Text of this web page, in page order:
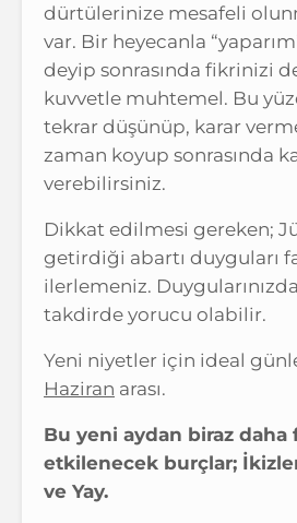
dürtülerinize mesafeli
var. Bir heyecanla
deyip sonrasında fikrinizi
kuvvetle muhtemel. Bu
tekrar düşünüp, karar
zaman koyup sonrasında
verebilirsiniz.
Dikkat edilmesi gereken;
getirdiği abartı duyguları
ilerlemeniz.
takdirde yorucu olabilir.
Yeni niyetler için ideal
Haziran arası.
Bu yeni aydan biraz daha
etkilenecek burçlar;
ve Yay.